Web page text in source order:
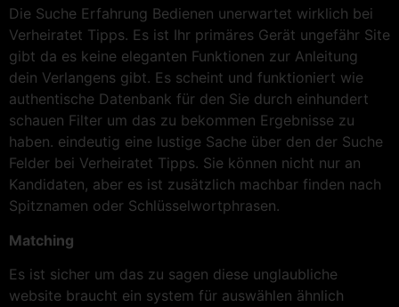
Die Suche Erfahrung Bedienen unerwartet wirklich bei
Verheiratet Tipps. Es ist Ihr primäres Gerät ungefähr Site
gibt da es keine eleganten Funktionen zur Anleitung
dein Verlangens gibt. Es scheint und funktioniert wie
authentische Datenbank für den Sie durch einhundert
schauen Filter um das zu bekommen Ergebnisse zu
haben. eindeutig eine lustige Sache über den der Suche
Felder bei Verheiratet Tipps. Sie können nicht nur an
Kandidaten, aber es ist zusätzlich machbar finden nach
Spitznamen oder Schlüsselwortphrasen.
Matching
Es ist sicher um das zu sagen diese unglaubliche
website braucht ein system für auswählen ähnlich